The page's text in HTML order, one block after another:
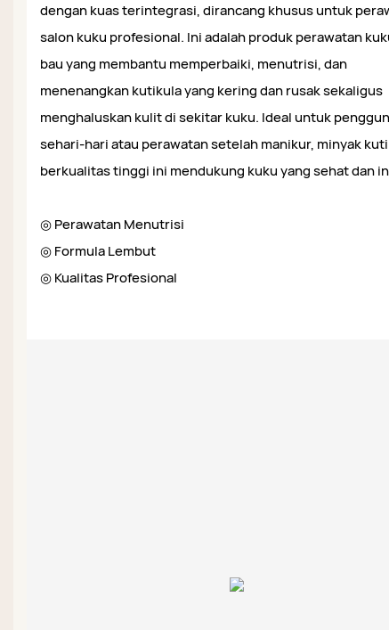
dengan kuas terintegrasi, dirancang khusus untuk
salon kuku profesional. Ini adalah produk perawatan
bau yang membantu memperbaiki, menutrisi, dan
menenangkan kutikula yang kering dan rusak sekaligus
menghaluskan kulit di sekitar kuku. Ideal untuk
sehari-hari atau perawatan setelah manikur, minyak
berkualitas tinggi ini mendukung kuku yang sehat dan
◎ Perawatan Menutrisi
◎ Formula Lembut
◎ Kualitas Profesional